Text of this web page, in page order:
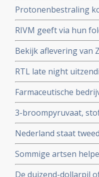
mobiele telefoons?
Protonenbestraling
vergoed worden
RIVM geeft via hun
Bekijk aflevering van
Schumacher d.d. 1
RTL late night
irreversible
Farmaceutische
jaren.
3-broompyruvaat,
soms ook
Nederland staat
Alcohol, roken, reflux
slokdarmkanker
Sommige artsen
met een
De duizend-dollarpil